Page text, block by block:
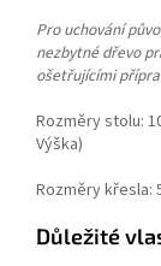
Pro uchování
nezbytné dřevo
ošetřujícími
Rozměry stolu:
Výška)
Rozměry křesla:
Důležité